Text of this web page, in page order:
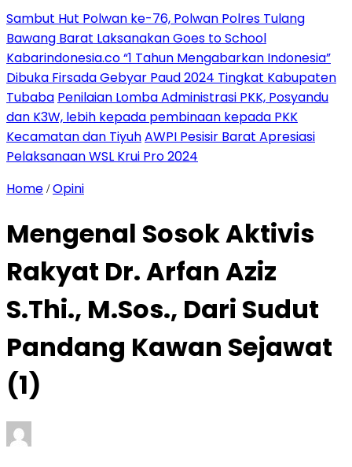
Sambut Hut Polwan ke-76, Polwan Polres Tulang
Bawang Barat Laksanakan Goes to School
Kabarindonesia.co “1 Tahun Mengabarkan Indonesia”
Dibuka Firsada Gebyar Paud 2024 Tingkat Kabupaten
Tubaba Penilaian Lomba Administrasi PKK, Posyandu
dan K3W, lebih kepada pembinaan kepada PKK
Kecamatan dan TiyuhAWPI Pesisir Barat Apresiasi
Pelaksanaan WSL Krui Pro 2024
Home /Opini
Mengenal Sosok Aktivis
Rakyat Dr. Arfan Aziz
S.Thi., M.Sos., Dari Sudut
Pandang Kawan Sejawat
(1)